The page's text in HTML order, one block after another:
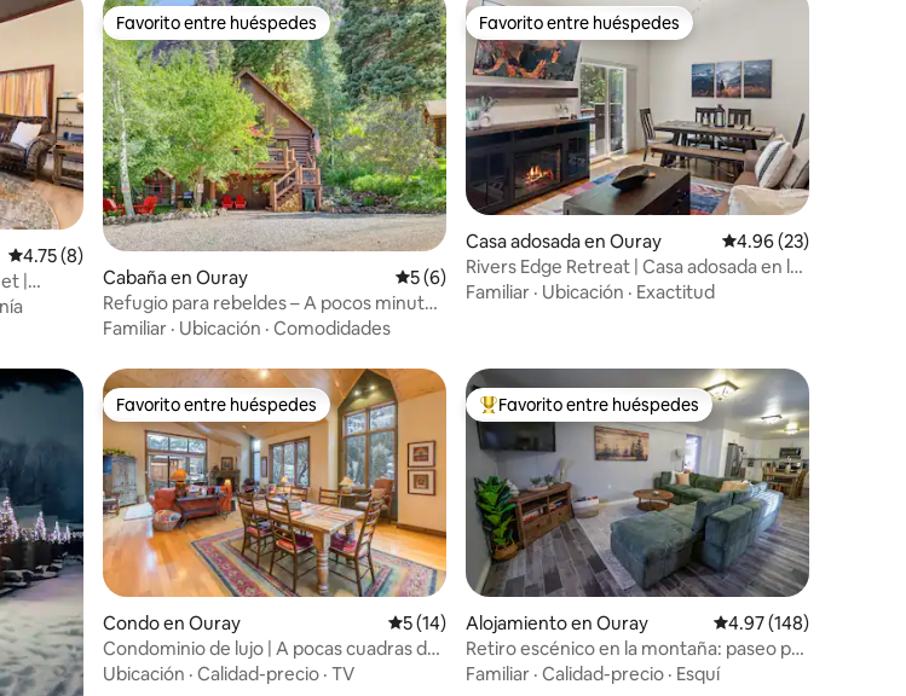
Calificación promedio: 4.75 de 5, 8 reseñas
4.75 (8)
|
Favorito entre huéspedes
Favorito entre huéspedes
Cabaña en Ouray Calificación promedio: 5 de 5, 6 reseñas
5 (6)
Refugio para rebeldes – A pocos minutos
de la calle principal
Familiar · Ubicación · Comodidades
Favorito entre huéspedes
Favorito entre huéspedes
Casa adosada en Ouray Calificación
4.96 (23)
Rivers Edge Retreat | Casa adosada en la
ciudad | Capacidad para 6 personas
Familiar · Ubicación · Exactitud
Favorito entre huéspedes
Favorito entre huéspedes
Condo en Ouray Calificación promedio: 5 de 5, 14 reseñas
5 (14)
Condominio de lujo | A pocas cuadras del
centro | Terraza privada
Ubicación · Calidad-precio · TV
Favorito entre huéspedes preferido
Favorito entre huéspedes
Alojamiento en Ouray Calificación promedio:
4.97 (148)
Retiro escénico en la montaña: paseo por
el centro y jacuzzi
Familiar · Calidad-precio · Esquí